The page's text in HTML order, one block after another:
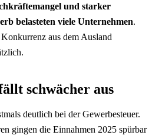
und starker
belasteten viele Unternehmen.
aus dem Ausland
schwächer aus
deutlich bei der Gewerbesteuer.
gingen die Einnahmen 2025 spürbar